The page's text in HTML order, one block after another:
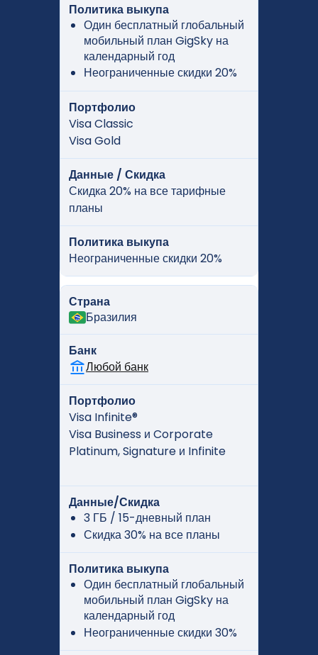
Политика выкупа
Один бесплатный глобальный
мобильный план GigSky на
календарный год
Неограниченные скидки 20%
Портфолио
Visa Classic
Visa Gold
Данные / Скидка
Скидка 20% на все тарифные
планы
Политика выкупа
Неограниченные скидки 20%
Страна
Бразилия
Банк
Любой банк
Портфолио
Visa Infinite®
Visa Business и Corporate
Platinum, Signature и Infinite
Данные/Скидка
3 ГБ / 15-дневный план
Скидка 30% на все планы
Политика выкупа
Один бесплатный глобальный
мобильный план GigSky на
календарный год
Неограниченные скидки 30%